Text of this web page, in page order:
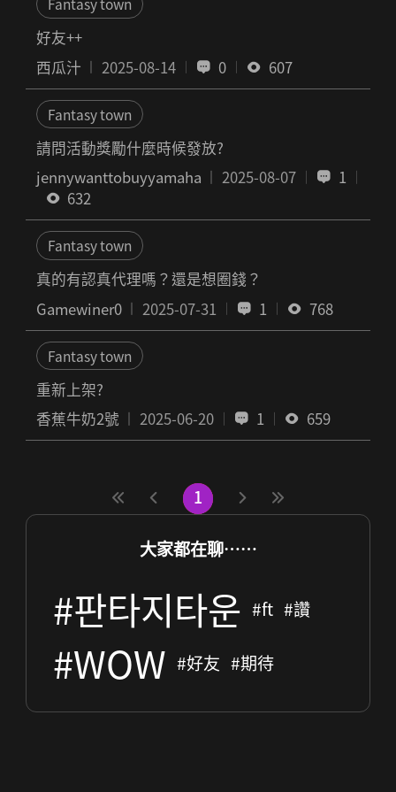
好友++
西瓜汁
2025-08-14 0 607
Fantasy town
請問活動獎勵什麼時候發放?
jennywanttobuyyamaha
2025-08-07
1
632
Fantasy town
真的有認真代理嗎？還是想圈錢？
Gamewiner0
2025-07-31 1 768
Fantasy town
重新上架?
香蕉牛奶2號
2025-06-20 1 659
1
大家都在聊……
#판타지타운 #ft #讚
#WOW #好友 #期待